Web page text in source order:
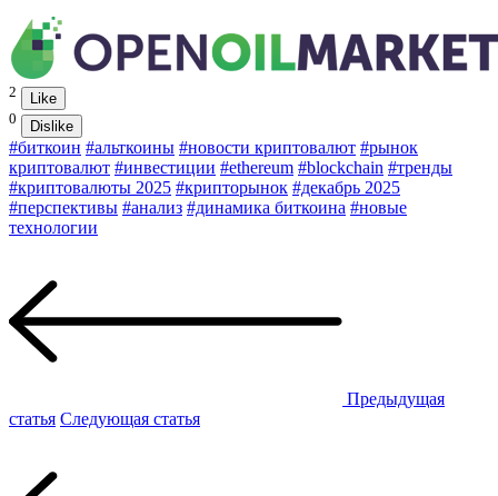
2
Like
0
Dislike
#биткоин #альткоины #новости криптовалют #рынок
криптовалют #инвестиции #ethereum #blockchain #тренды
#криптовалюты 2025 #крипторынок #декабрь 2025
#перспективы #анализ #динамика биткоина #новые
технологии
Предыдущая
статья Следующая статья